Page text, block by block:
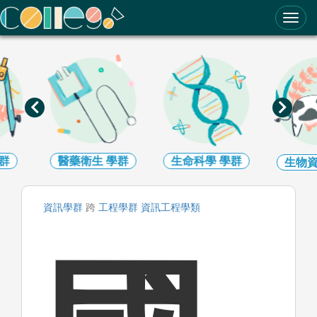
ColleGo! 大學選才與高中育才輔助系統
醫藥衛生學群 生命科學學群 生物資源
資訊學群 跨 工程學群 資訊工程學類